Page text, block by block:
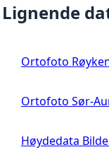
Lignende
Ortofoto
Ortofoto Sør-
Høydedata